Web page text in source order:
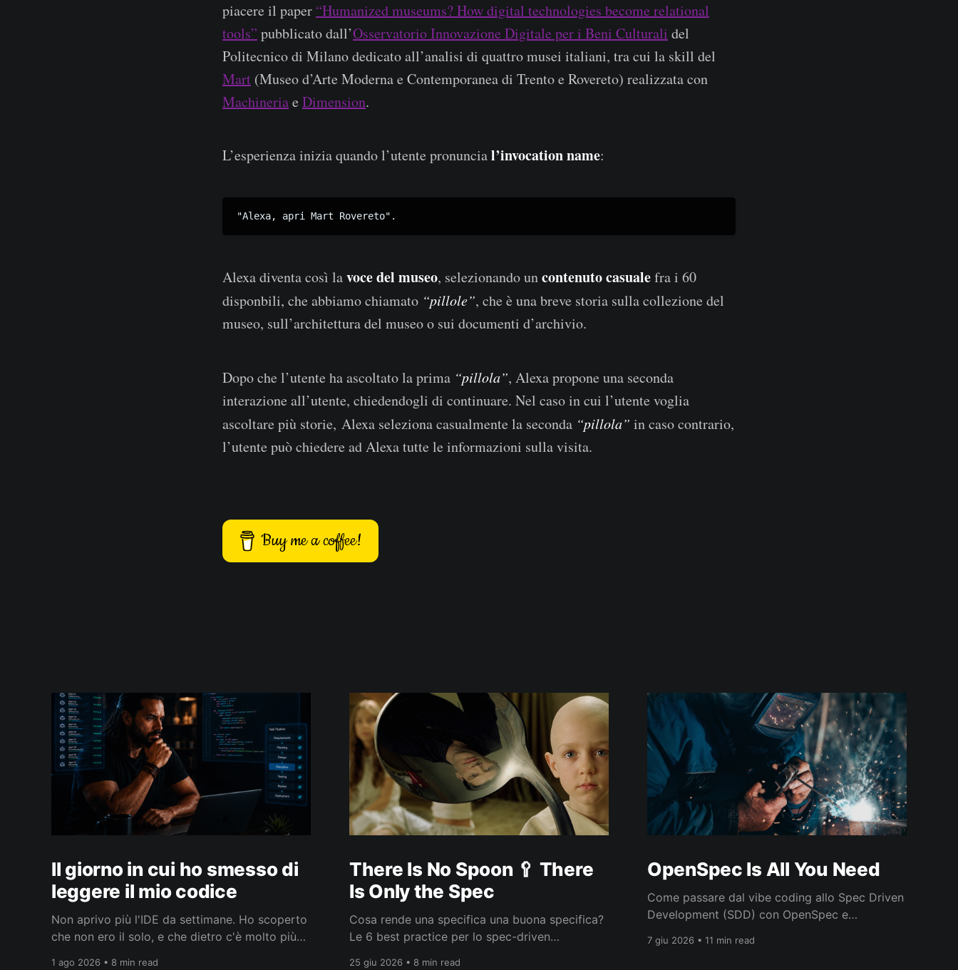
piacere il paper “Humanized museums? How digital technologies become relational
tools” pubblicato dall’Osservatorio Innovazione Digitale per i Beni Culturali del
Politecnico di Milano dedicato all’analisi di quattro musei italiani, tra cui la skill del
Mart (Museo d’Arte Moderna e Contemporanea di Trento e Rovereto) realizzata con
Machineriae Dimension.
L’esperienza inizia quando l’utente pronuncial’invocation name:
"Alexa, apri Mart Rovereto".
Alexa diventa così lavoce del museo, selezionando uncontenuto casualefra i 60
disponbili, che abbiamo chiamato “pillole”, che è una breve storia sulla collezione del
museo, sull’architettura del museo o sui documenti d’archivio.
Dopo che l’utente ha ascoltato la prima “pillola”, Alexa propone una seconda
interazione all’utente, chiedendogli di continuare. Nel caso in cui l’utente voglia
ascoltare più storie, Alexa seleziona casualmente la seconda “pillola” in caso contrario,
l’utente può chiedere ad Alexa tutte le informazioni sulla visita.
Buy me a coffee!
Il giorno in cui ho smesso di
leggere il mio codice
Non aprivo più l'IDE da settimane. Ho scoperto
che non ero il solo, e che dietro c'è molto più
1 ago 2026 • 8 min read
There Is No Spoon 🥄 There
Is Only the Spec
Cosa rende una specifica una buona specifica?
Le 6 best practice per lo spec-driven
25 giu 2026 • 8 min read
OpenSpec Is All You Need
Come passare dal vibe coding allo Spec Driven
Development (SDD) con OpenSpec e
7 giu 2026 • 11 min read